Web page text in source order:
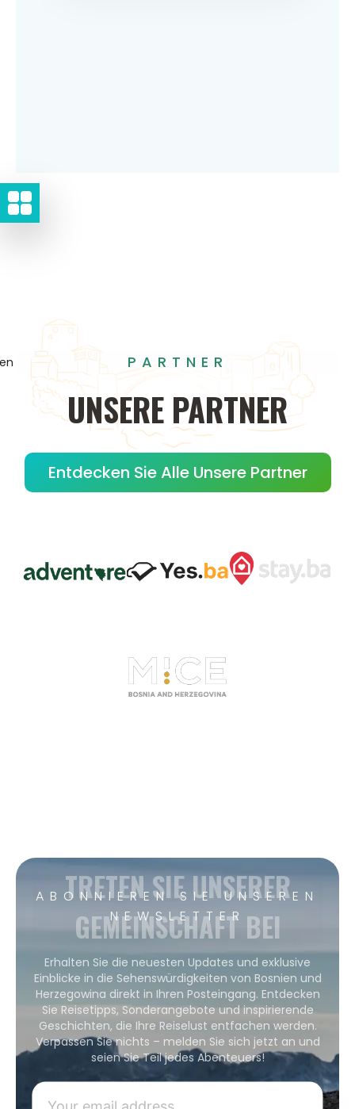
PARTNER
UNSERE PARTNER
Entdecken Sie Alle Unsere Partner
ABONNIEREN SIE UNSEREN
NEWSLETTER
TRETEN SIE UNSERER
GEMEINSCHAFT BEI
Erhalten Sie die neuesten Updates und exklusive
Einblicke in die Sehenswürdigkeiten von Bosnien und
Herzegowina direkt in Ihren Posteingang. Entdecken
Sie Reisetipps, Sonderangebote und inspirierende
Geschichten, die Ihre Reiselust entfachen werden.
Verpassen Sie nichts – melden Sie sich jetzt an und
seien Sie Teil jedes Abenteuers!